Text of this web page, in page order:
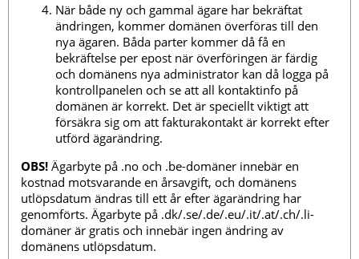
När både ny och gammal ägare har bekräftat
ändringen, kommer domänen överföras till den
nya ägaren. Båda parter kommer då få en
bekräftelse per epost när överföringen är färdig
och domänens nya administrator kan då logga på
kontrollpanelen och se att all kontaktinfo på
domänen är korrekt. Det är speciellt viktigt att
försäkra sig om att fakturakontakt är korrekt efter
utförd ägarändring.
OBS! Ägarbyte på .no och .be-domäner innebär en
kostnad motsvarande en årsavgift, och domänens
utlöpsdatum ändras till ett år efter ägarändring har
genomförts. Ägarbyte på .dk/.se/.de/.eu/.it/.at/.ch/.li-
domäner är gratis och innebär ingen ändring av
domänens utlöpsdatum.